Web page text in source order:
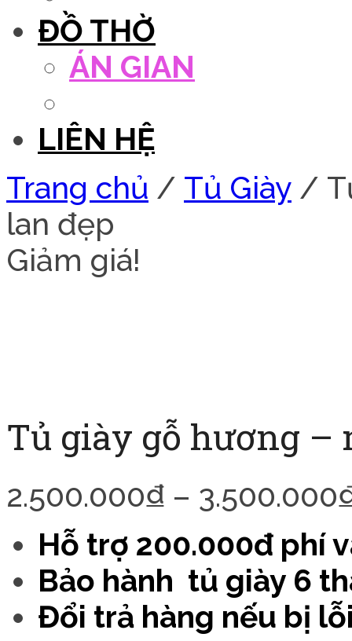
ĐỒ THỜ
ÁN GIAN
LIÊN HỆ
Trang chủ / Tủ Giày /
lan đẹp
Giảm giá!
Tủ giày gỗ hương –
2.500.000₫ – 3.500.000
Hỗ trợ 200.000đ phí
Bảo hành tủ giày 6
Đổi trả hàng nếu bị